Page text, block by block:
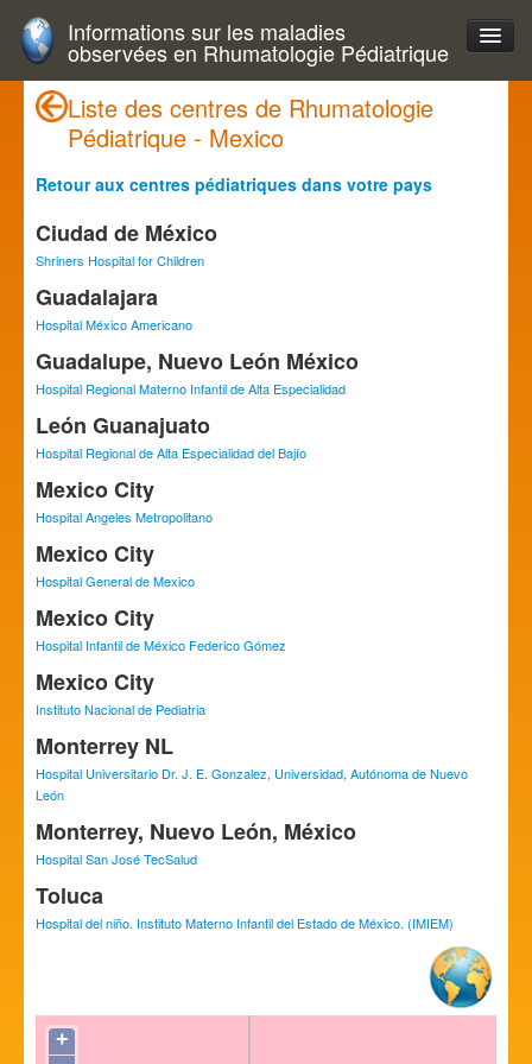
Informations sur les maladies
observées en Rhumatologie Pédiatrique
Liste des centres de Rhumatologie
Pédiatrique - Mexico
Retour aux centres pédiatriques dans votre pays
Ciudad de México
Shriners Hospital for Children
Guadalajara
Hospital México Americano
Guadalupe, Nuevo León México
Hospital Regional Materno Infantil de Alta Especialidad
León Guanajuato
Hospital Regional de Alta Especialidad del Bajío
Mexico City
Hospital Angeles Metropolitano
Mexico City
Hospital General de Mexico
Mexico City
Hospital Infantil de México Federico Gómez
Mexico City
Instituto Nacional de Pediatria
Monterrey NL
Hospital Universitario Dr. J. E. Gonzalez, Universidad, Autónoma de Nuevo
León
Monterrey, Nuevo León, México
Hospital San José TecSalud
Toluca
Hospital del niño. Instituto Materno Infantil del Estado de México. (IMIEM)
+